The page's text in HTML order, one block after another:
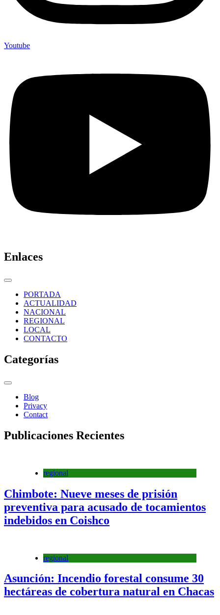
Youtube
Enlaces
PORTADA
ACTUALIDAD
NACIONAL
REGIONAL
LOCAL
CONTACTO
Categorías
Blog
Privacy
Contact
Publicaciones Recientes
regional
Chimbote: Nueve meses de prisión
preventiva para acusado de tocamientos
indebidos en Coishco
regional
Asunción: Incendio forestal consume 30
hectáreas de cobertura natural en Chacas